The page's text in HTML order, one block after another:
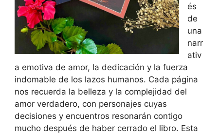
és
de
una
narr
ativ
a emotiva de amor, la dedicación y la fuerza
indomable de los lazos humanos. Cada página
nos recuerda la belleza y la complejidad del
amor verdadero, con personajes cuyas
decisiones y encuentros resonarán contigo
mucho después de haber cerrado el libro. Esta